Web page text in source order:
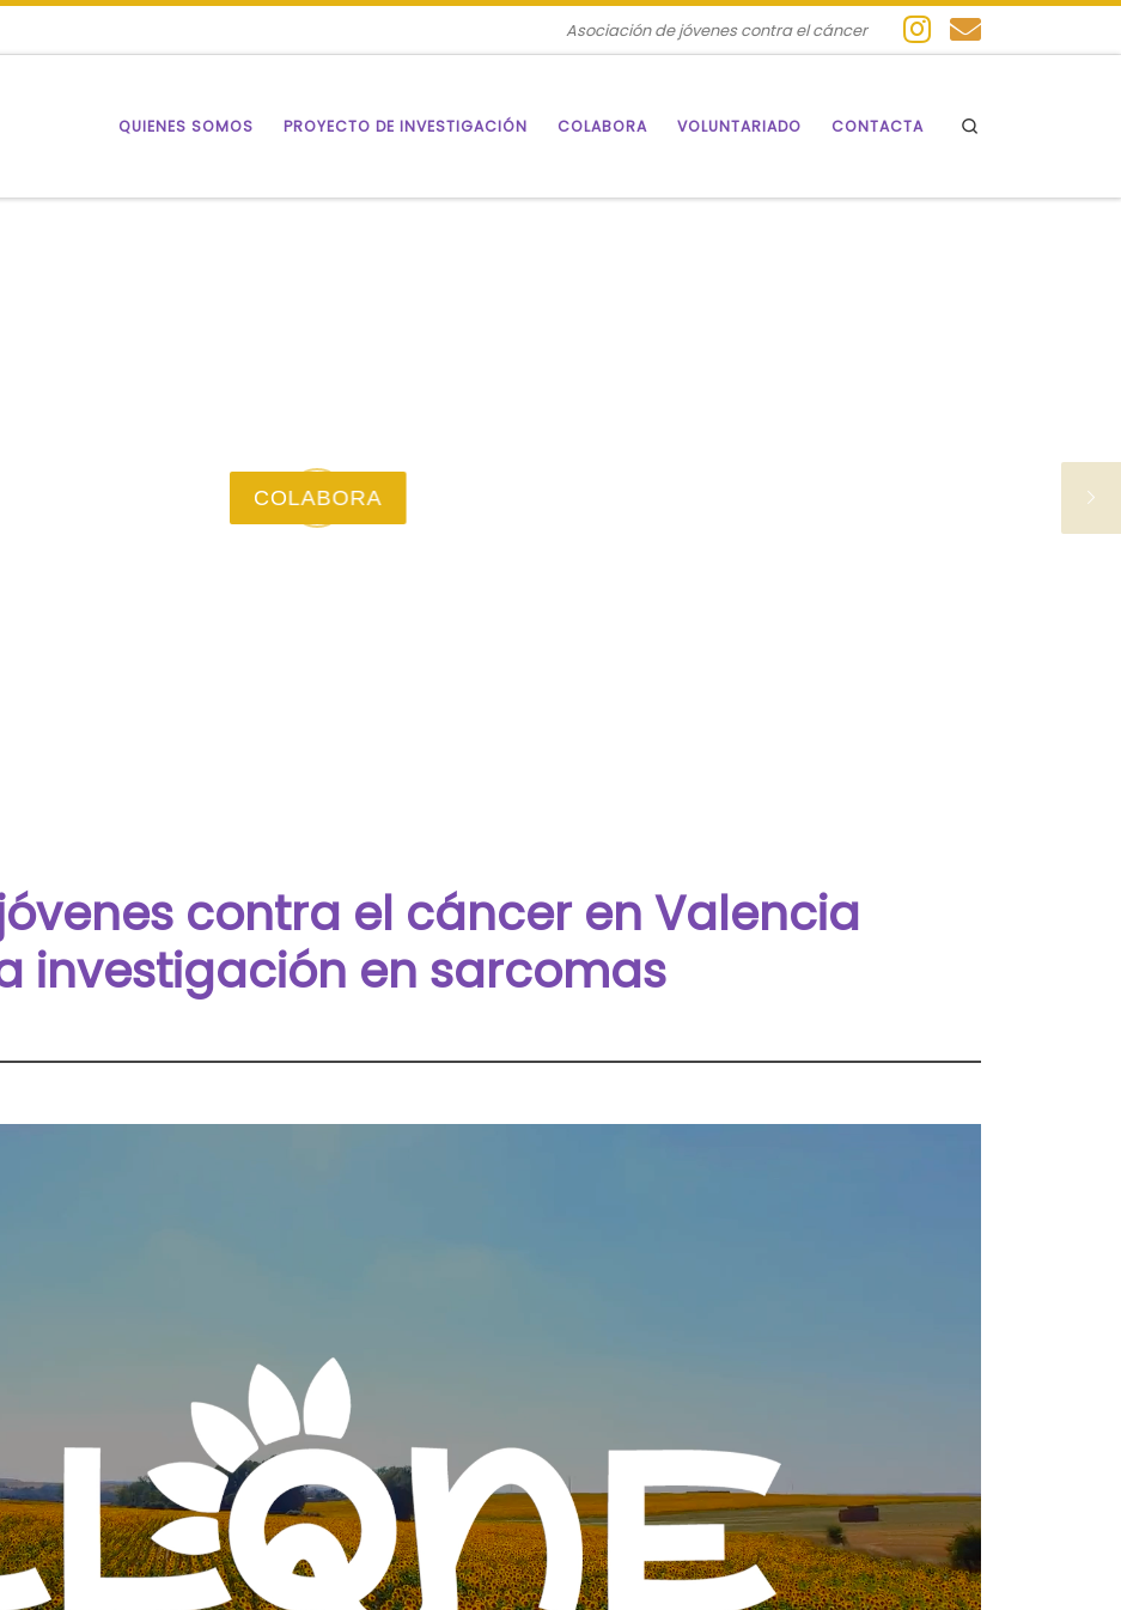
Asociación de jóvenes contra el cáncer
QUIENES SOMOS PROYECTO DE INVESTIGACIÓN COLABORA VOLUNTARIADO CONTACTA
COLABORA
contra el cáncer en Valencia
investigación en sarcomas